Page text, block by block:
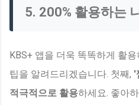
5. 200% 활용하는
KBS+ 앱을 더욱 똑똑하게 활
팁을 알려드리겠습니다. 첫째, '
적극적으로 활용하세요. 좋아